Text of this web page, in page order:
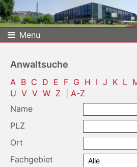
Menu
Anwaltsuche
A B C D E F G H I J K L
U V V W Z
A-Z
Name
PLZ
Ort
Fachgebiet